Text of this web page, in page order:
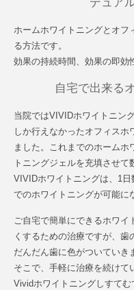
ホームホワイトニングとオフ
る方法です。
効果の持続時間、効果の即効
自宅で出来る
当院ではVIVIDホワイトニン
しか行えなかったオフィスホ
ました。これまでのホームホ
トニングジェルを充填させて
VIVIDホワイトニングは、1
でのホワイトニングが可能に
ご自宅で簡単にできるホワイ
くするための治療ですが、
だんだん歯に色がついていき
そこで、手軽に治療を続けて
Vividホワイトニングしすてむ